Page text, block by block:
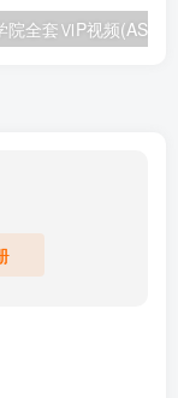
院全套ⅥP视频(AS版)